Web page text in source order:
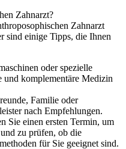
Zahnarzt?
Zahnarzt
sind einige Tipps, die Ihnen
oder spezielle
und komplementäre Medizin
Familie oder
nach Empfehlungen.
Sie einen ersten Termin, um
zu prüfen, ob die
für Sie geeignet sind.